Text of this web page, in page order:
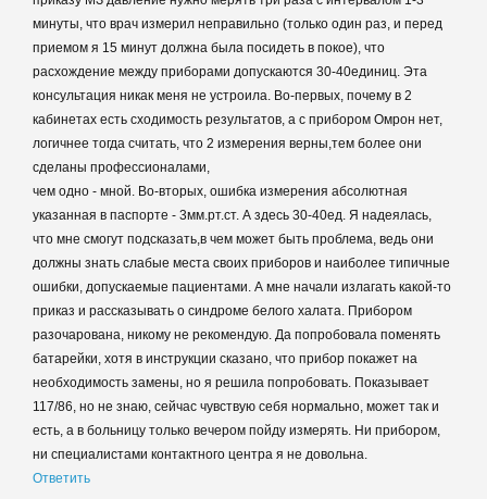
минуты, что врач измерил неправильно (только один раз, и перед
приемом я 15 минут должна была посидеть в покое), что
расхождение между приборами допускаются 30-40единиц. Эта
консультация никак меня не устроила. Во-первых, почему в 2
кабинетах есть сходимость результатов, а с прибором Омрон нет,
логичнее тогда считать, что 2 измерения верны,тем более они
сделаны профессионалами,
чем одно - мной. Во-вторых, ошибка измерения абсолютная
указанная в паспорте - 3мм.рт.ст. А здесь 30-40ед. Я надеялась,
что мне смогут подсказать,в чем может быть проблема, ведь они
должны знать слабые места своих приборов и наиболее типичные
ошибки, допускаемые пациентами. А мне начали излагать какой-то
приказ и рассказывать о синдроме белого халата. Прибором
разочарована, никому не рекомендую. Да попробовала поменять
батарейки, хотя в инструкции сказано, что прибор покажет на
необходимость замены, но я решила попробовать. Показывает
117/86, но не знаю, сейчас чувствую себя нормально, может так и
есть, а в больницу только вечером пойду измерять. Ни прибором,
ни специалистами контактного центра я не довольна.
Ответить